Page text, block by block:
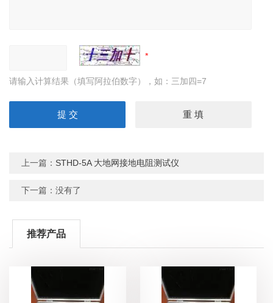
请输入计算结果（填写阿拉伯数字），如：三加四=7
上一篇： STHD-5A 大地网接地电阻测试仪
下一篇：没有了
推荐产品